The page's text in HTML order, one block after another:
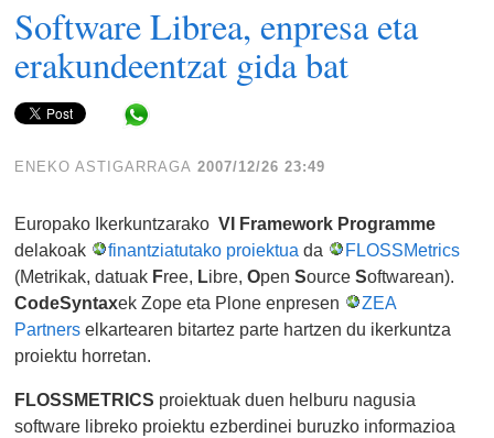
Software Librea, enpresa eta
erakundeentzat gida bat
ENEKO ASTIGARRAGA 2007/12/26 23:49
Europako IkerkuntzarakoVI Framework Programme
delakoak
finantziatutako proiektuada
FLOSSMetrics
(Metrikak, datuak Free, Libre,OpenSourceSoftwarean).
CodeSyntaxek Zope eta Plone enpresen
ZEA
Partners elkartearen bitartez parte hartzen du ikerkuntza
proiektu horretan.
FLOSSMETRICS proiektuak duen helburu nagusia
software libreko proiektu ezberdinei buruzko informazioa